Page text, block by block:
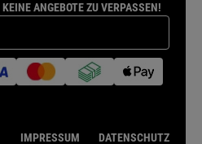
ANGEBOTE ZU VERPASSEN!
IMPRESSUM DATENSCHUTZ